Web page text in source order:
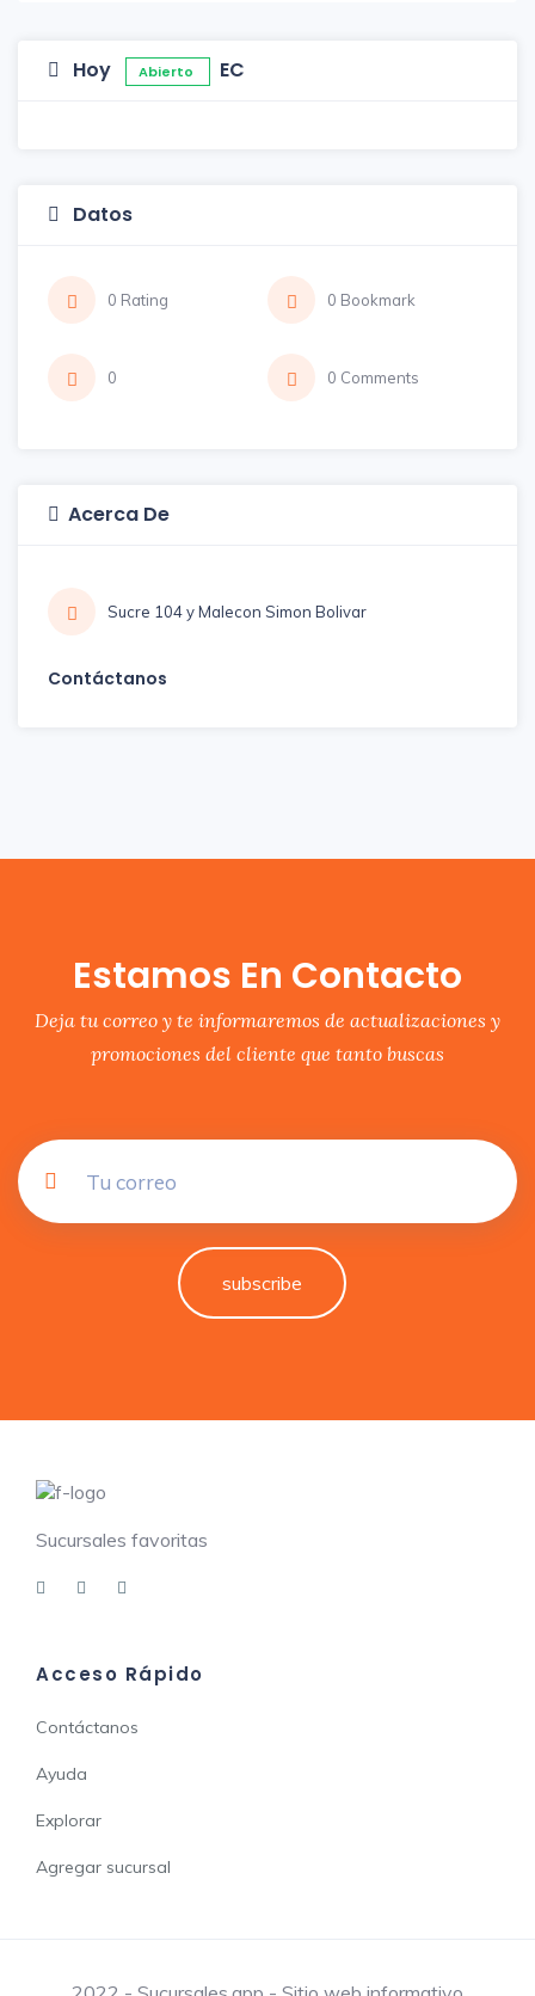
Hoy Abierto EC
Datos
0 Rating 0 Bookmark
0 0 Comments
Acerca De
Sucre 104 y Malecon Simon Bolivar
Contáctanos
Estamos En Contacto
Deja tu correo y te informaremos de actualizaciones y
promociones del cliente que tanto buscas
subscribe
Sucursales favoritas
Acceso Rápido
Contáctanos
Ayuda
Explorar
Agregar sucursal